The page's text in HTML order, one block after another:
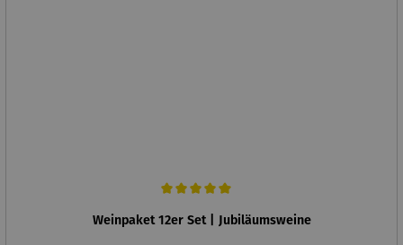
Weinpaket 12er Set | Jubiläumsweine